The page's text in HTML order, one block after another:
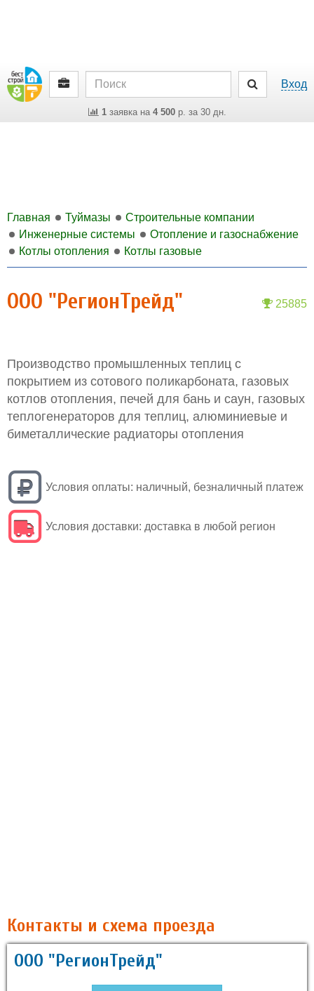
Вход
1заявка на 4 500р. за 30 дн.
Главная Туймазы
Строительные компании
Инженерные системы
Отопление и газоснабжение
Котлы отопления
Котлы газовые
25885
ООО "РегионТрейд"
Производство промышленных теплиц с
покрытием из сотового поликарбоната, газовых
котлов отопления, печей для бань и саун, газовых
теплогенераторов для теплиц, алюминиевые и
биметаллические радиаторы отопления
Условия оплаты: наличный, безналичный платеж
Условия доставки: доставка в любой регион
Контакты и схема проезда
ООО "РегионТрейд"